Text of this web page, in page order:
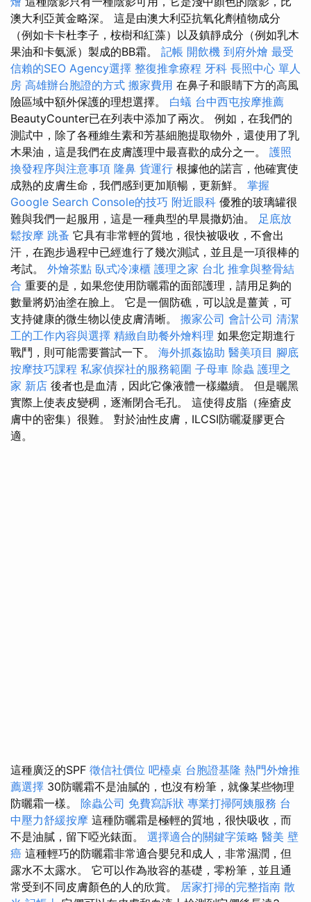
澳大利亞黃金略深。 這是由澳大利亞抗氧化劑植物成分
（例如卡卡杜李子，桉樹和紅藻）以及鎮靜成分（例如乳木
果油和卡氨派）製成的BB霜。 記帳 開飲機 到府外燴 最受
信賴的SEO Agency選擇 整復推拿療程 牙科 長照中心 單人
房 高雄辦台胞證的方式 搬家費用 在鼻子和眼睛下方的高風
險區域中額外保護的理想選擇。 白蟻 台中西屯按摩推薦
BeautyCounter已在列表中添加了兩次。 例如，在我們的
測試中，除了各種維生素和芳基細胞提取物外，還使用了乳
木果油，這是我們在皮膚護理中最喜歡的成分之一。 護照
換發程序與注意事項 隆鼻 貨運行 根據他的諾言，他確實使
成熟的皮膚生命，我們感到更加順暢，更新鮮。 掌握
Google Search Console的技巧 附近眼科 優雅的玻璃罐很
難與我們一起服用，這是一種典型的早晨撒奶油。 足底放
鬆按摩 跳蚤 它具有非常輕的質地，很快被吸收，不會出
汗，在跑步過程中已經進行了幾次測試，並且是一項很棒的
考試。 外燴茶點 臥式冷凍櫃 護理之家 台北 推拿與整骨結
合 重要的是，如果您使用防曬霜的面部護理，請用足夠的
數量將奶油塗在臉上。 它是一個防礁，可以說是薑黃，可
支持健康的微生物以使皮膚清晰。 搬家公司 會計公司 清潔
工的工作內容與選擇 精緻自助餐外燴料理 如果您定期進行
戰鬥，則可能需要嘗試一下。 海外抓姦協助 醫美項目 腳底
按摩技巧課程 私家偵探社的服務範圍 子母車 除蟲 護理之
家 新店 後者也是血清，因此它像液體一樣繼續。 但是曬黑
實際上使表皮變稠，逐漸閉合毛孔。 這使得皮脂（痤瘡皮
膚中的密集）很難。 對於油性皮膚，ILCSI防曬凝膠更合
適。
這種廣泛的SPF 徵信社價位 吧檯桌 台胞證基隆 熱門外燴推
薦選擇 30防曬霜不是油膩的，也沒有粉筆，就像某些物理
防曬霜一樣。 除蟲公司 免費寫訴狀 專業打掃阿姨服務 台
中壓力舒緩按摩 這種防曬霜是極輕的質地，很快吸收，而
不是油膩，留下啞光錶面。 選擇適合的關鍵字策略 醫美 壁
癌 這種輕巧的防曬霜非常適合嬰兒和成人，非常濕潤，但
露水不太露水。 它可以作為妝容的基礎，零粉筆，並且通
常受到不同皮膚顏色的人的欣賞。 居家打掃的完整指南 散